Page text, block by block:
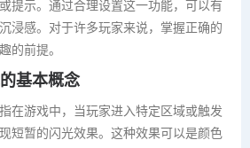
提示。通过合理设置这一功能，可以有
浸感。对于许多玩家来说，掌握正确的
的前提。
基本概念
在游戏中，当玩家进入特定区域或触发
短暂的闪光效果。这种效果可以是颜色